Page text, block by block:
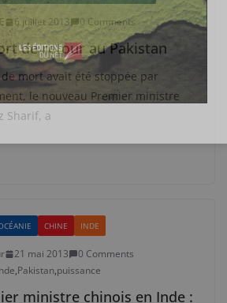
6 juillet 2013 0 Comments
de retour au Pakistan
mort avait été stoppée par
le nouveau Premier ministre
Sharif, a
CHINE INDE
21 mai 2013
0 Comments
,Pakistan,puissance
ministre chinois en Inde :